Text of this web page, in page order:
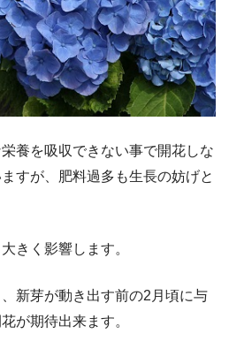
養を吸収できない事で開花しな
すが、肥料過多も生長の妨げと
きく影響します。
新芽が動き出す前の2月頃に与
が期待出来ます。